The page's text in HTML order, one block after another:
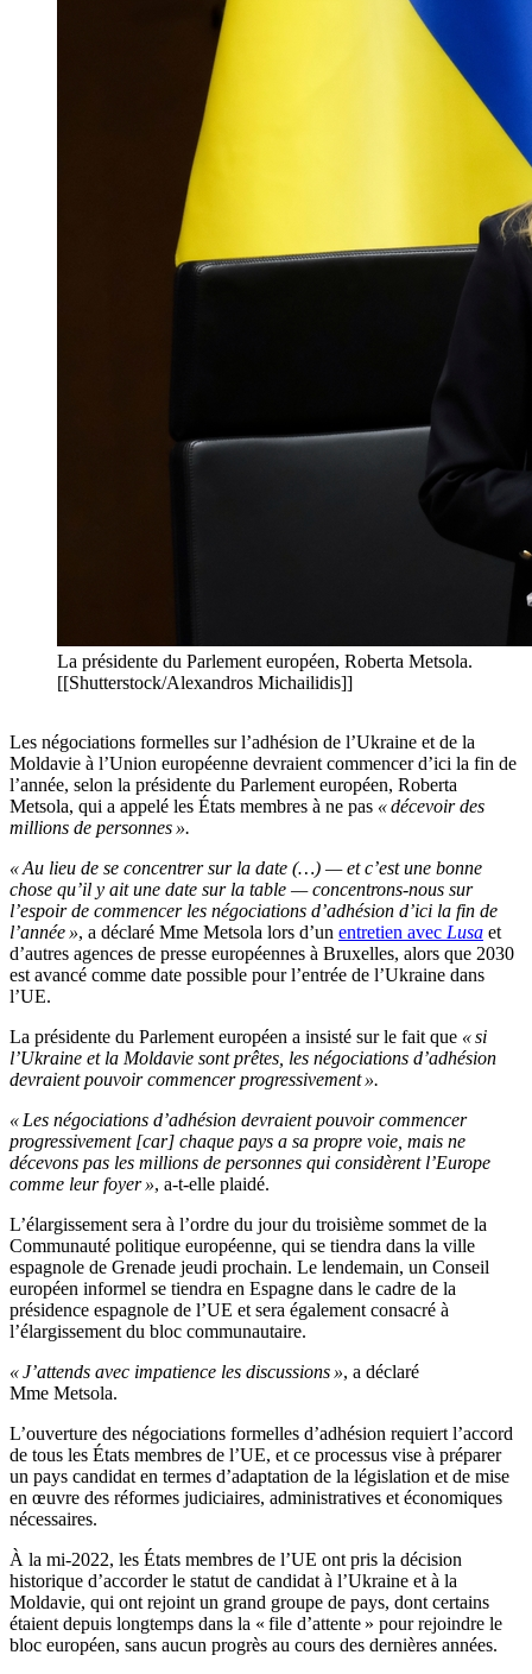
La présidente du Parlement européen, Roberta Metsola.
[[Shutterstock/Alexandros Michailidis]]
Les négociations formelles sur l’adhésion de l’Ukraine et de la
Moldavie à l’Union européenne devraient commencer d’ici la fin de
l’année, selon la présidente du Parlement européen, Roberta
Metsola, qui a appelé les États membres à ne pas « décevoir des
millions de personnes ».
« Au lieu de se concentrer sur la date (…) — et c’est une bonne
chose qu’il y ait une date sur la table — concentrons-nous sur
l’espoir de commencer les négociations d’adhésion d’ici la fin de
l’année », a déclaré Mme Metsola lors d’un entretien avec Lusa et
d’autres agences de presse européennes à Bruxelles, alors que 2030
est avancé comme date possible pour l’entrée de l’Ukraine dans
l’UE.
La présidente du Parlement européen a insisté sur le fait que « si
l’Ukraine et la Moldavie sont prêtes, les négociations d’adhésion
devraient pouvoir commencer progressivement ».
« Les négociations d’adhésion devraient pouvoir commencer
progressivement [car] chaque pays a sa propre voie, mais ne
décevons pas les millions de personnes qui considèrent l’Europe
comme leur foyer », a-t-elle plaidé.
L’élargissement sera à l’ordre du jour du troisième sommet de la
Communauté politique européenne, qui se tiendra dans la ville
espagnole de Grenade jeudi prochain. Le lendemain, un Conseil
européen informel se tiendra en Espagne dans le cadre de la
présidence espagnole de l’UE et sera également consacré à
l’élargissement du bloc communautaire.
« J’attends avec impatience les discussions », a déclaré
Mme Metsola.
L’ouverture des négociations formelles d’adhésion requiert l’accord
de tous les États membres de l’UE, et ce processus vise à préparer
un pays candidat en termes d’adaptation de la législation et de mise
en œuvre des réformes judiciaires, administratives et économiques
nécessaires.
À la mi-2022, les États membres de l’UE ont pris la décision
historique d’accorder le statut de candidat à l’Ukraine et à la
Moldavie, qui ont rejoint un grand groupe de pays, dont certains
étaient depuis longtemps dans la « file d’attente » pour rejoindre le
bloc européen, sans aucun progrès au cours des dernières années.